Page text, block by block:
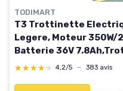
TODIMART
T3 Trottinette
Legere, Moteur 350W/
Batterie 36V
Pliable pneus nid
★★★★★
★★★★★ 4,2/5 — 383 avis